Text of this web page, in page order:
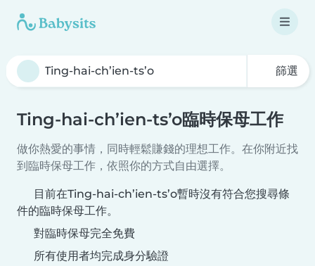
篩選
Ting-hai-ch’ien-ts’o臨時保母工作
做你熱愛的事情，同時輕鬆賺錢的理想工作。在你附近找
到臨時保母工作，依照你的方式自由選擇。
目前在Ting-hai-ch’ien-ts’o暫時沒有符合您搜尋條
件的臨時保母工作。
對臨時保母完全免費
所有使用者均完成身分驗證